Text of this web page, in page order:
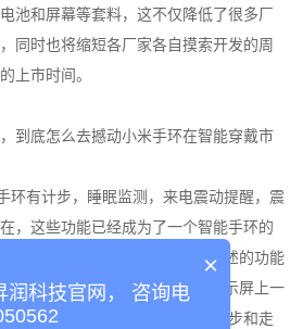
池和屏幕等套料，这不仅降低了很多厂
同时也将缩短各厂家各自摸索开发的周
上市时间。
到底怎么去撼动小米手环在智能穿戴市
有计步，睡眠监测，来电震动提醒，震
，这些功能已经成为了一个智能手环的
。而这款CC2640手环，除了上述的功能
屏显，手环震动就能从手环的显示屏上一
来短信，而且，每天的里程，跑步和走
×
润科技官网， 咨询电